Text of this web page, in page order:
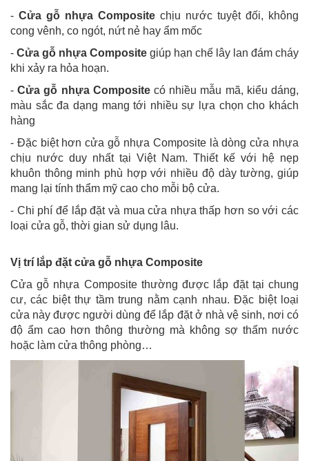
- Cửa gỗ nhựa Composite chịu nước tuyệt đối, không
cong vênh, co ngót, nứt nẻ hay ẩm mốc
- Cửa gỗ nhựa Composite giúp hạn chế lây lan đám cháy
khi xảy ra hỏa hoạn.
-Cửa gỗ nhựa Compositecó nhiều mẫu mã, kiểu dáng,
màu sắc đa dạng mang tới nhiều sự lựa chọn cho khách
hàng
- Đặc biệt hơn cửa gỗ nhựa Composite là dòng cửa nhựa
chịu nước duy nhất tại Việt Nam. Thiết kế với hệ nẹp
khuôn thông minh phù hợp với nhiều độ dày tường, giúp
mang lại tính thẩm mỹ cao cho mỗi bộ cửa.
- Chi phí để lắp đặt và mua cửa nhựa thấp hơn so với các
loại cửa gỗ, thời gian sử dụng lâu.
Vị trí lắp đặt cửa gỗ nhựa Composite
Cửa gỗ nhựa Composite thường được lắp đặt tại chung
cư, các biệt thự tầm trung nằm cạnh nhau. Đặc biệt loại
cửa này được người dùng để lắp đặt ở nhà vệ sinh, nơi có
độ ẩm cao hơn thông thường mà không sợ thấm nước
hoặc làm cửa thông phòng…